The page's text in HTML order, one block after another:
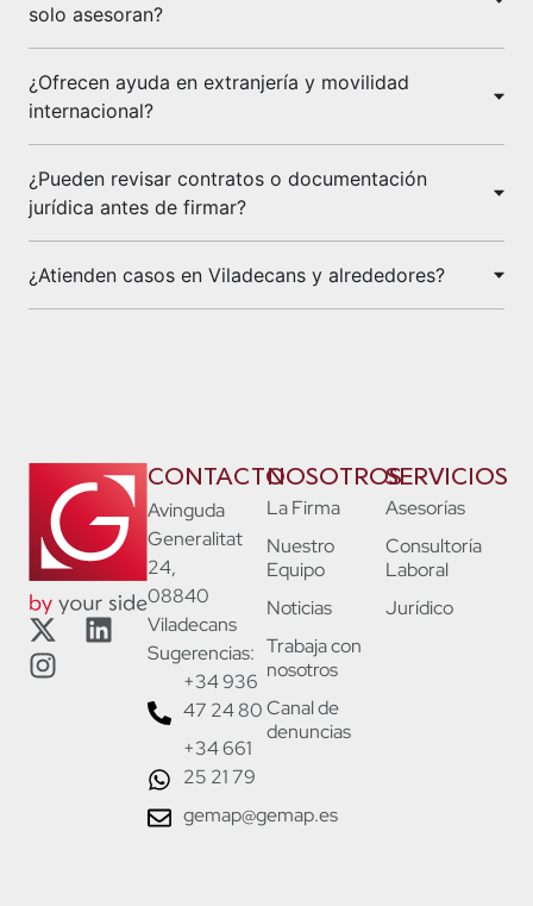
solo asesoran?
¿Ofrecen ayuda en extranjería y movilidad
internacional?
¿Pueden revisar contratos o documentación
jurídica antes de firmar?
¿Atienden casos en Viladecans y alrededores?
NOSOTROS
La Firma
Nuestro
Equipo
Noticias
Trabaja con
nosotros
Canal de
denuncias
SERVICIOS
Asesorías
Consultoría
Laboral
Jurídico
CONTACTO
Avinguda
Generalitat
24,
08840
Viladecans
Sugerencias:
+34 936
47 24 80
+34 661
25 21 79
gemap@gemap.es